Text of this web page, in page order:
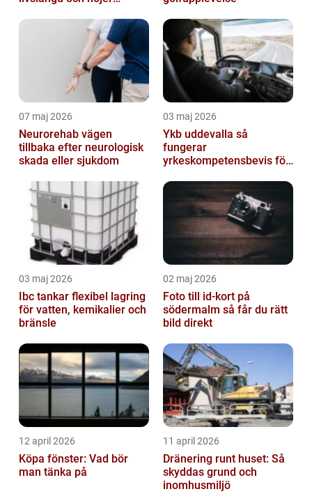
07 maj 2026
Neurorehab vägen
tillbaka efter neurologisk
skada eller sjukdom
03 maj 2026
Ykb uddevalla så
fungerar
yrkeskompetensbevis för
03 maj 2026
Ibc tankar flexibel lagring
för vatten, kemikalier och
bränsle
02 maj 2026
Foto till id-kort på
södermalm så får du rätt
bild direkt
12 april 2026
Köpa fönster: Vad bör
man tänka på
11 april 2026
Dränering runt huset: Så
skyddas grund och
inomhusmiljö